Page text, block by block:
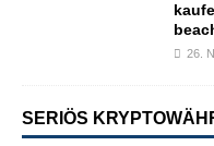
26.
SERIÖS